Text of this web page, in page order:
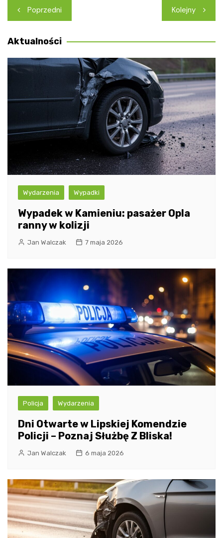
Nawigacja
wpisu
Poprzedni Kolejny
Aktualności
Wydarzenia Wypadki
Wypadek w Kamieniu: pasażer Opla
ranny w kolizji
Jan Walczak 7 maja 2026
Policja Wydarzenia
Dni Otwarte w Lipskiej Komendzie
Policji – Poznaj Służbę Z Bliska!
Jan Walczak 6 maja 2026